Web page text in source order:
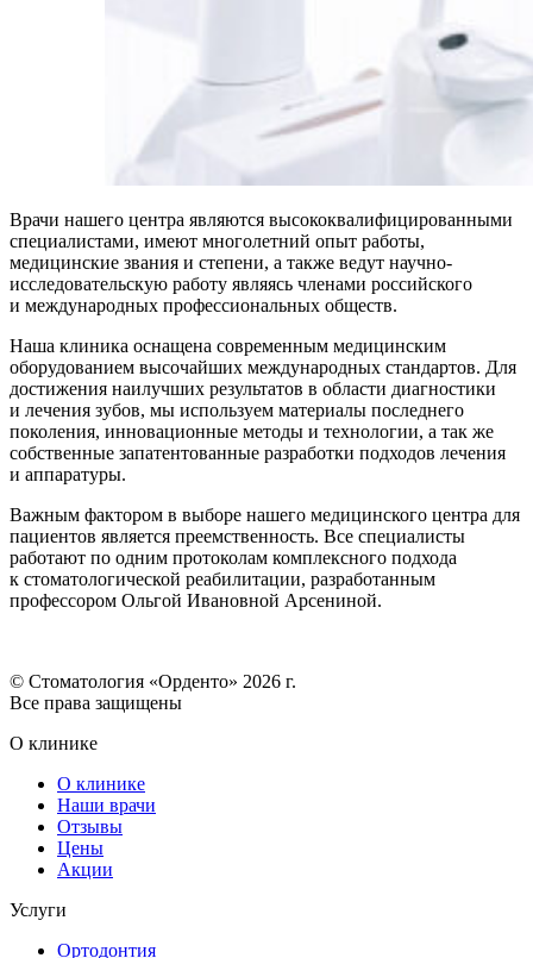
Врачи нашего центра являются высококвалифицированными
специалистами, имеют многолетний опыт работы,
медицинские звания и степени, а также ведут научно-
исследовательскую работу являясь членами российского
и международных профессиональных обществ.
Наша клиника оснащена современным медицинским
оборудованием высочайших международных стандартов. Для
достижения наилучших результатов в области диагностики
и лечения зубов, мы используем материалы последнего
поколения, инновационные методы и технологии, а так же
собственные запатентованные разработки подходов лечения
и аппаратуры.
Важным фактором в выборе нашего медицинского центра для
пациентов является преемственность. Все специалисты
работают по одним протоколам комплексного подхода
к стоматологической реабилитации, разработанным
профессором Ольгой Ивановной Арсениной.
© Стоматология «Орденто» 2026 г.
Все права защищены
О клинике
О клинике
Наши врачи
Отзывы
Цены
Акции
Услуги
Ортодонтия